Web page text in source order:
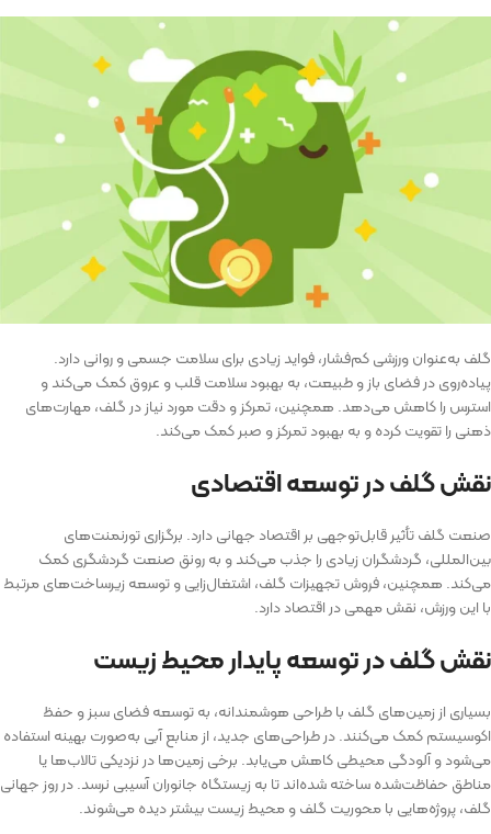
گلف به‌عنوان ورزشی کم‌فشار، فواید زیادی برای سلامت جسمی و روانی دارد.
پیاده‌روی در فضای باز و طبیعت، به بهبود سلامت قلب و عروق کمک می‌کند و
استرس را کاهش می‌دهد. همچنین، تمرکز و دقت مورد نیاز در گلف، مهارت‌های
ذهنی را تقویت کرده و به بهبود تمرکز و صبر کمک می‌کند.
نقش گلف در توسعه اقتصادی
صنعت گلف تأثیر قابل‌توجهی بر اقتصاد جهانی دارد. برگزاری تورنمنت‌های
بین‌المللی، گردشگران زیادی را جذب می‌کند و به رونق صنعت گردشگری کمک
می‌کند. همچنین، فروش تجهیزات گلف، اشتغال‌زایی و توسعه زیرساخت‌های مرتبط
با این ورزش، نقش مهمی در اقتصاد دارد.
نقش گلف در توسعه پایدار محیط زیست
بسیاری از زمین‌های گلف با طراحی هوشمندانه، به توسعه فضای سبز و حفظ
اکوسیستم کمک می‌کنند. در طراحی‌های جدید، از منابع آبی به‌صورت بهینه استفاده
می‌شود و آلودگی محیطی کاهش می‌یابد. برخی زمین‌ها در نزدیکی تالاب‌ها یا
مناطق حفاظت‌شده ساخته شده‌اند تا به زیستگاه جانوران آسیبی نرسد. در روز جهانی
گلف، پروژه‌هایی با محوریت گلف و محیط زیست بیشتر دیده می‌شوند.